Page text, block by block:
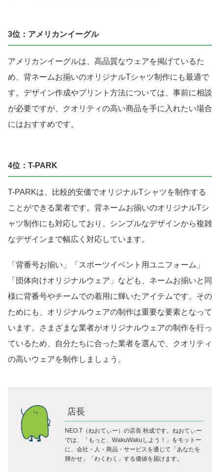
3位：アメリカンイーグル
アメリカンイーグルは、高品質なウェアを掲げているた
め、背ネームお揃いのオリジナルTシャツ制作にも最適で
す。デザイン作成やプリント方法については、事前に相談
が必要ですが、クオリティの高い商品を手に入れたい場合
にはおすすめです。
4位：T-PARK
T-PARKは、比較的安価でオリジナルTシャツを制作する
ことができる業者です。背ネームお揃いのオリジナルTシ
ャツ制作にも対応しており、シンプルなデザインから複雑
なデザインまで幅広く対応しています。
「背番号お揃い」「スポーツイベント用ユニフォーム」
「団体向けオリジナルウェア」なども、ネームお揃いと同
様に背番号やチームでの着用に輝いたアイテムです。その
ためにも、オリジナルウェアの制作は重要な要素となって
います。さまざまな業者がオリジナルウェアの制作を行っ
ているため、自分たちに合った業者を選んで、クオリティ
の高いウェアを制作しましょう。
店長
NEO.T（ねおてぃー）の店長 秋成です。ねおてぃー
では、「もっと、WakuWakuしよう！」をモットー
に、会社・人・商品・サービスを通じて「あなたを
輝かせ」「わくわく」する価値を届けます。